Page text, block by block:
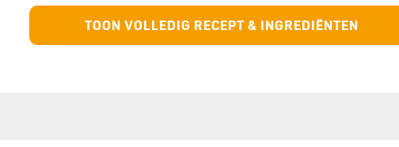
TOON VOLLEDIG RECEPT & INGREDIËNTEN